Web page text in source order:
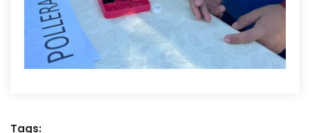
Tags: